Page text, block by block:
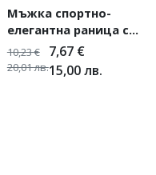
Мъжка спортно-
елегантна раница с
една коригираща
презрамка
7,67 €
15,00лв.
10,23€
20,01лв.